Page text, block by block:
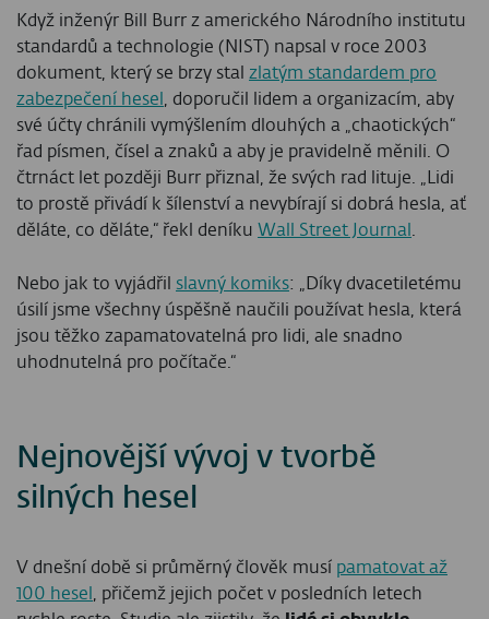
Když inženýr Bill Burr z amerického Národního institutu
standardů a technologie (NIST) napsal v roce 2003
dokument, který se brzy stal zlatým standardem pro
zabezpečení hesel , doporučil lidem a organizacím, aby
své účty chránili vymýšlením dlouhých a „chaotických“
řad písmen, čísel a znaků a aby je pravidelně měnili. O
čtrnáct let později Burr přiznal, že svých rad lituje. „Lidi
to prostě přivádí k šílenství a nevybírají si dobrá hesla, ať
děláte, co děláte,“ řekl deníku Wall Street Journal
Nebo jak to vyjádřil slavný komiks: „Díky dvacetiletému
úsilí jsme všechny úspěšně naučili používat hesla, která
jsou těžko zapamatovatelná pro lidi, ale snadno
uhodnutelná pro počítače.“
Nejnovější vývoj v tvorbě
silných hesel
V dnešní době si průměrný člověk musí pamatovat až
100 hesel, přičemž jejich počet v posledních letech